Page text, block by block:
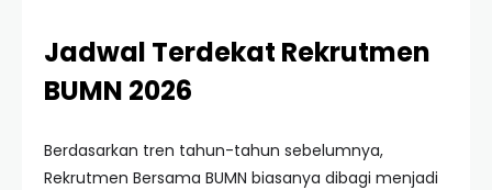
Jadwal Terdekat Rekrutmen
BUMN 2026
Berdasarkan tren tahun-tahun sebelumnya,
Rekrutmen Bersama BUMN biasanya dibagi menjadi